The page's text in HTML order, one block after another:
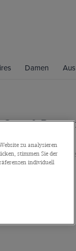
Damen
&
zu analysieren
stimmen Sie der
individuell